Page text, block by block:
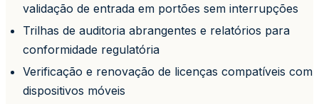
validação de entrada em portões sem interrupções
Trilhas de auditoria abrangentes e relatórios para
conformidade regulatória
Verificação e renovação de licenças compatíveis com
dispositivos móveis